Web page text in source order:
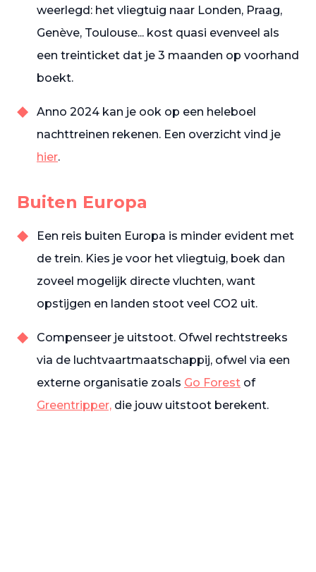
weerlegd: het vliegtuig naar Londen, Praag,
Genève, Toulouse... kost quasi evenveel als
een treinticket dat je 3 maanden op voorhand
boekt.
Anno 2024 kan je ook op een heleboel
nachttreinen rekenen. Een overzicht vind je
hier.
Buiten Europa
Een reis buiten Europa is minder evident met
de trein. Kies je voor het vliegtuig, boek dan
zoveel mogelijk directe vluchten, want
opstijgen en landen stoot veel CO2 uit.
Compenseer je uitstoot. Ofwel rechtstreeks
via de luchtvaartmaatschappij, ofwel via een
externe organisatie zoals Go Forest of
Greentripper, die jouw uitstoot berekent.